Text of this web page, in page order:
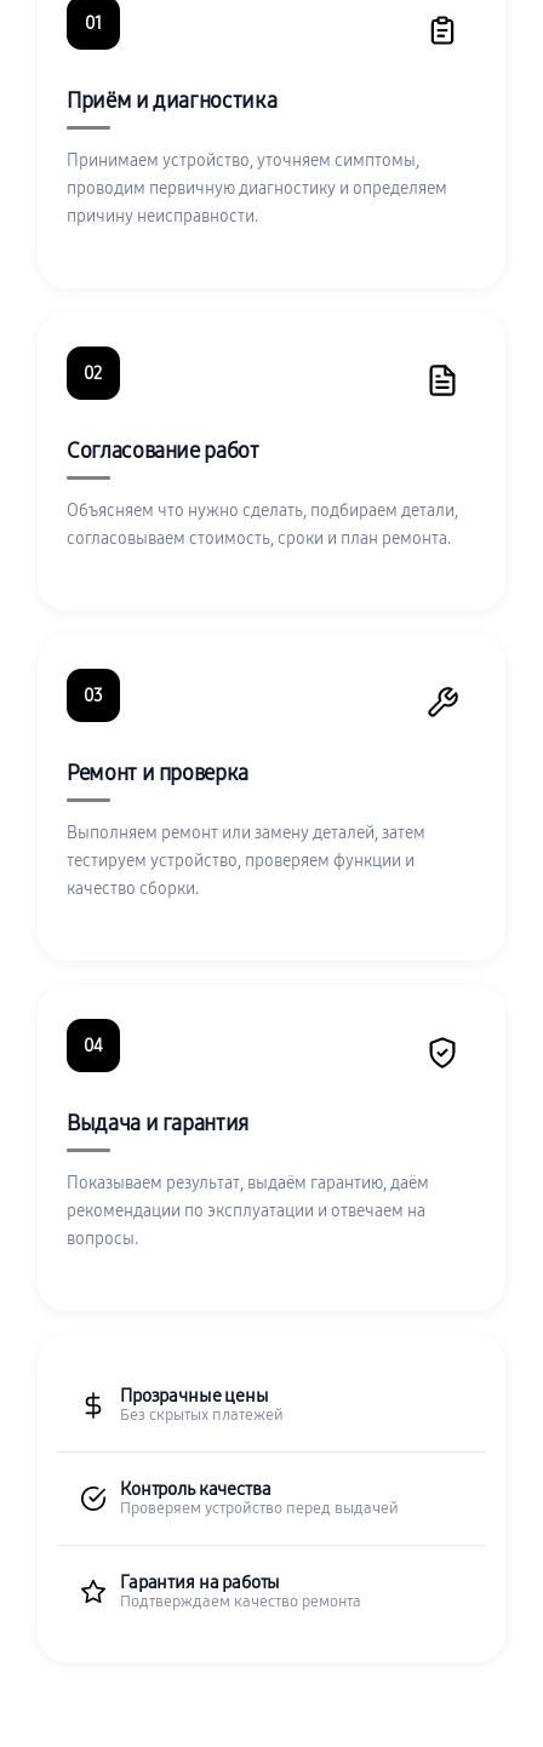
01
Приём и диагностика
Принимаем устройство, уточняем симптомы,
проводим первичную диагностику и определяем
причину неисправности.
02
Согласование работ
Объясняем что нужно сделать, подбираем детали,
согласовываем стоимость, сроки и план ремонта.
03
Ремонт и проверка
Выполняем ремонт или замену деталей, затем
тестируем устройство, проверяем функции и
качество сборки.
04
Выдача и гарантия
Показываем результат, выдаём гарантию, даём
рекомендации по эксплуатации и отвечаем на
вопросы.
Прозрачные цены
Без скрытых платежей
Контроль качества
Проверяем устройство перед выдачей
Гарантия на работы
Подтверждаем качество ремонта